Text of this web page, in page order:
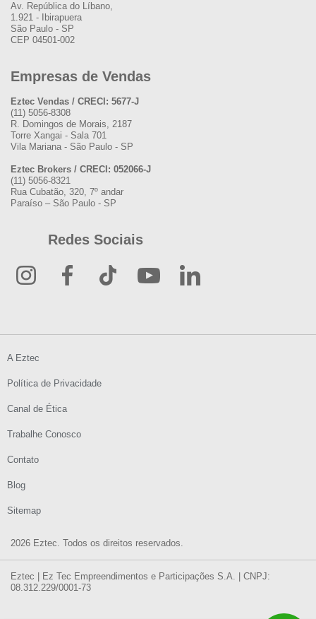
Av. República do Líbano,
1.921 - Ibirapuera
São Paulo - SP
CEP 04501-002
Empresas de Vendas
Eztec Vendas / CRECI: 5677-J
(11) 5056-8308
R. Domingos de Morais, 2187
Torre Xangai - Sala 701
Vila Mariana - São Paulo - SP
Eztec Brokers / CRECI: 052066-J
(11) 5056-8321
Rua Cubatão, 320, 7º andar
Paraíso – São Paulo - SP
Redes Sociais
2026 Eztec. Todos os direitos reservados.
A Eztec
Política de Privacidade
Canal de Ética
Trabalhe Conosco
Contato
Blog
Sitemap
Eztec | Ez Tec Empreendimentos e Participações S.A. | CNPJ:
08.312.229/0001-73